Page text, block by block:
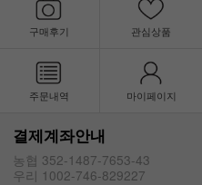
페이코 ID로
구매후기 관심상품
주문내역 마이페이지
결제계좌안내
농협 352-1487-7653-43
우리 1002-746-829227